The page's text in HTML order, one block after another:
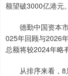
额望破3000亿港元
德勤中国资本市
025年回顾与2026
总额将较2024年略
从排序来看，8